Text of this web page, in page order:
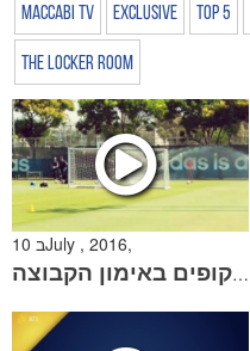
Maccabi TV Exclusive Top 5
The Locker Room
10 בJuly , 2016,
צפו: אתגר המשקופים באימון הקבוצה